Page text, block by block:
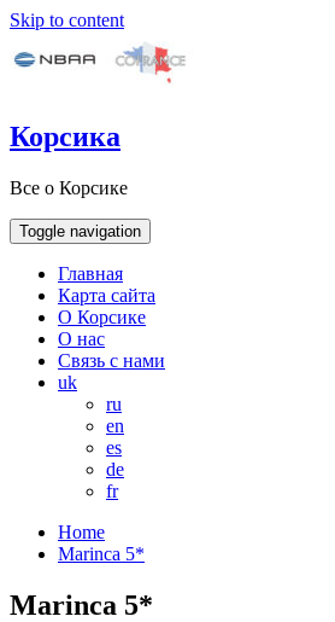
Skip to content
Корсика
Все о Корсике
Toggle navigation
Главная
Карта сайта
О Корсике
О нас
Связь с нами
uk
ru
en
es
de
fr
Home
Marinca 5*
Marinca 5*